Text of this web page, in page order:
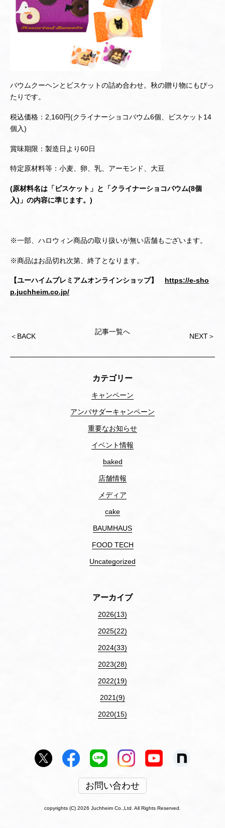
バウムクーヘンとビスケットの詰め合わせ。秋の贈り物にもぴっ
たりです。
税込価格：2,160円(クライナーショコバウム6個、ビスケット14
個入)
賞味期限：製造日より60日
特定原材料等：小麦、卵、乳、アーモンド、大豆
(原材料名は「ビスケット」と「クライナーショコバウム(8個
入)」の内容に準じます。)
※一部、ハロウィン商品の取り扱いが無い店舗もございます。
※商品はお品切れ次第、終了となります。
【ユーハイムプレミアムオンラインショップ】 https://e-sho
p.juchheim.co.jp/
記事一覧へ
Post
＜ BACK NEXT＞
カテゴリー
キャンペーン
アンバサダーキャンペーン
重要なお知らせ
イベント情報
baked
店舗情報
メディア
cake
BAUMHAUS
FOOD TECH
Uncategorized
アーカイブ
2026(13)
2025(22)
2024(33)
2023(28)
2022(19)
2021(9)
2020(15)
お問い合わせ
copyrights (C) 2026 Juchheim Co.,Ltd. All Rights Reserved.